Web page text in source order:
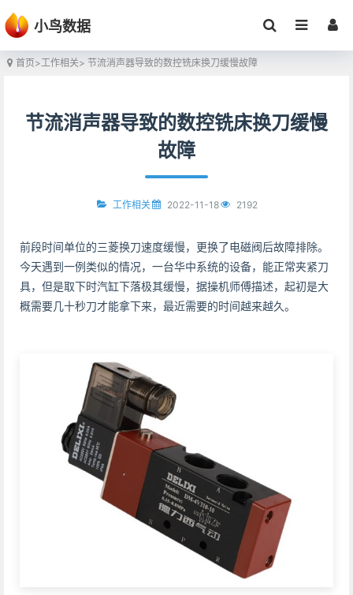
小鸟数据
首页>工作相关> 节流消声器导致的数控铣床换刀缓慢故障
节流消声器导致的数控铣床换刀缓慢
故障
工作相关 2022-11-18 2192
前段时间单位的三菱换刀速度缓慢，更换了电磁阀后故障排除。
今天遇到一例类似的情况，一台华中系统的设备，能正常夹紧刀
具，但是取下时汽缸下落极其缓慢，据操机师傅描述，起初是大
概需要几十秒刀才能拿下来，最近需要的时间越来越久。